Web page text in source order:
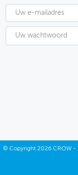
MIJN PROFIEL
GEBRUIKER
© Copyright2026 CROW -